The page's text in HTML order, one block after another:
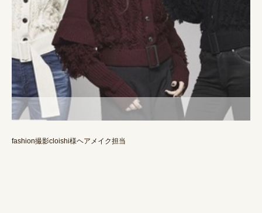
fashion撮影cloishi様ヘアメイク担当